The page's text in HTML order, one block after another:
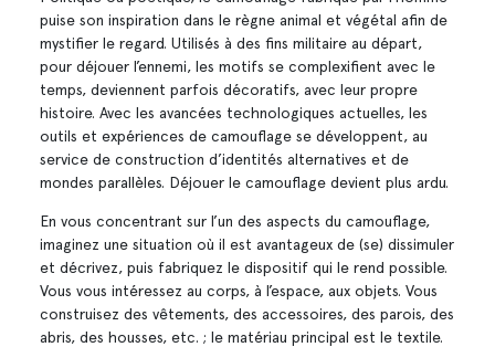
puise son inspiration dans le règne animal et végétal afin de
mystifier le regard. Utilisés à des fins militaire au départ,
pour déjouer l’ennemi, les motifs se complexifient avec le
temps, deviennent parfois décoratifs, avec leur propre
histoire. Avec les avancées technologiques actuelles, les
outils et expériences de camouflage se développent, au
service de construction d’identités alternatives et de
mondes parallèles. Déjouer le camouflage devient plus ardu.
En vous concentrant sur l’un des aspects du camouflage,
imaginez une situation où il est avantageux de (se) dissimuler
et décrivez, puis fabriquez le dispositif qui le rend possible.
Vous vous intéressez au corps, à l’espace, aux objets. Vous
construisez des vêtements, des accessoires, des parois, des
abris, des housses, etc. ; le matériau principal est le textile.